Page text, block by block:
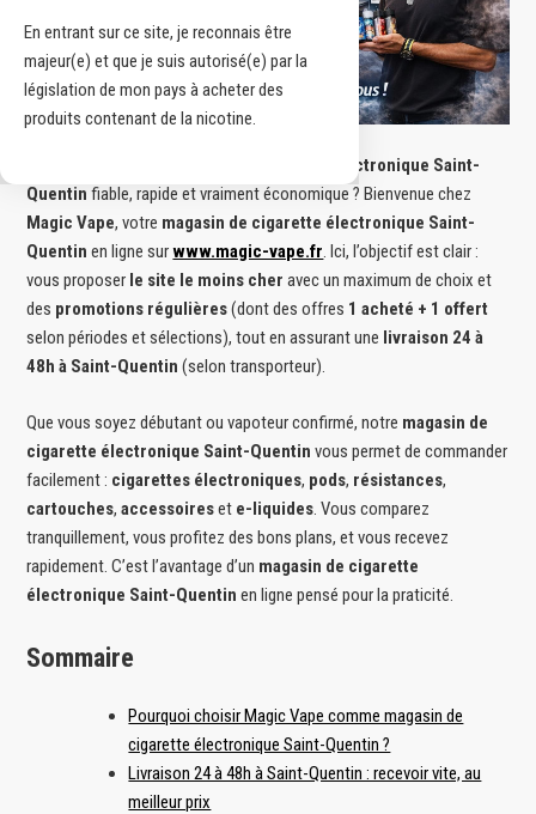
En entrant sur ce site, je reconnais être
majeur(e) et que je suis autorisé(e) par la
législation de mon pays à acheter des
produits contenant de la nicotine.
magasin de cigarette électronique Saint-
Quentin fiable, rapide et vraiment économique ? Bienvenue chez
Magic Vape, votre magasin de cigarette électronique Saint-
Quentin en ligne surwww.magic-vape.fr. Ici, l’objectif est clair :
vous proposer le site le moins cher avec un maximum de choix et
des promotions régulières(dont des offres 1 acheté + 1 offert
selon périodes et sélections), tout en assurant une livraison 24 à
48h à Saint-Quentin (selon transporteur).
Que vous soyez débutant ou vapoteur confirmé, notre magasin de
cigarette électronique Saint-Quentin vous permet de commander
facilement : cigarettes électroniques, pods, résistances,
cartouches,accessoireset e-liquides. Vous comparez
tranquillement, vous profitez des bons plans, et vous recevez
rapidement. C’est l’avantage d’un magasin de cigarette
électronique Saint-Quentin en ligne pensé pour la praticité.
Sommaire
Pourquoi choisir Magic Vape comme magasin de
cigarette électronique Saint-Quentin ?
Livraison 24 à 48h à Saint-Quentin : recevoir vite, au
meilleur prix